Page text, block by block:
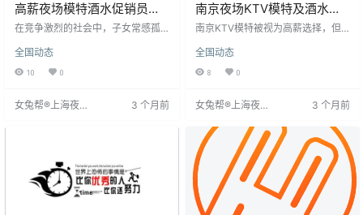
高薪夜场模特酒水促销员招
聘，孝敬父母的选择
在竞争激烈的社会中，子女常感孤
遍追求。金钱对个人尊严和家庭责
任至关重要。针对18-28岁形象气质
500元，车费报销，工作晚8点至12
全国动态
10 0
女兔帮®上海夜场
3 个月前
南京夜场KTV模特及酒水促
销员招聘解析
南京KTV模特被视为高薪选择，但
明确职业定位至关重要。许多年轻
人关注南京夜场KTV招聘，认为其
展目标，帮助确定职业方向。明确
助年轻人全身心投入职业目标。
全国动态
8 0
女兔帮®上海夜场
3 个月前